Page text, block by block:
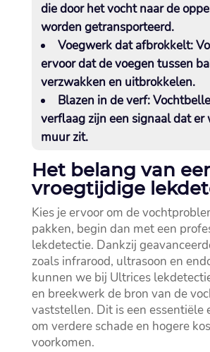
die door het vocht naar de
worden getransporteerd.​
Voegwerk dat afbrokkelt:
ervoor dat de voegen tussen
verzwakken en uitbrokkelen.​
Blazen in de verf:
verflaag zijn een signaal dat er
muur zit.​
Het belang van
vroegtijdige
Kies je ervoor om de
pakken, begin dan met een
lekdetectie.​ Dankzij
zoals infrarood, ultrasoon en
kunnen we bij Ultrices
en breekwerk de bron van de
vaststellen.​ Dit is een essentiële
om verdere schade en hogere
voorkomen.​